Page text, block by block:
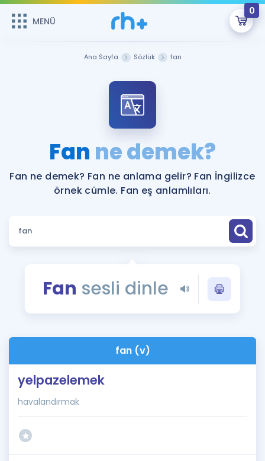
MENÜ
0
ÜYE DEĞİLİM
Sepetin Şu An Boş.
Remzi Hoca ile seni sınava hazırlayacak onlarca eğitim seni
bekliyor!
MENÜ
Faydalı Araçlar
Sözlük
Blog
İngilizce Gramer
Ana Sayfa Sözlük fan
Fan ne demek?
Fan ne demek? Fan ne anlama gelir? Fan İngilizce
örnek cümle. Fan eş anlamlıları.
Fan sesli dinle
fan (v)
yelpazelemek
havalandırmak